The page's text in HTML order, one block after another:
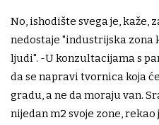
No, ishodište svega je, kaže,
nedostaje "industrijska zona
ljudi". -U konzultacijama s
da se napravi tvornica koja
gradu, a ne da moraju van.
nijedan m2 svoje zone, rekao